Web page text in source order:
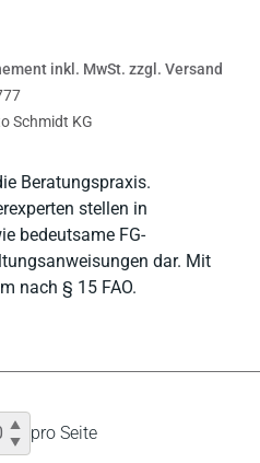
Beratungspraxis.
stellen in
bedeutsame FG-
dar. Mit
nach § 15 FAO.
inkl. MwSt. zzgl. Versand
Schmidt KG
pro Seite